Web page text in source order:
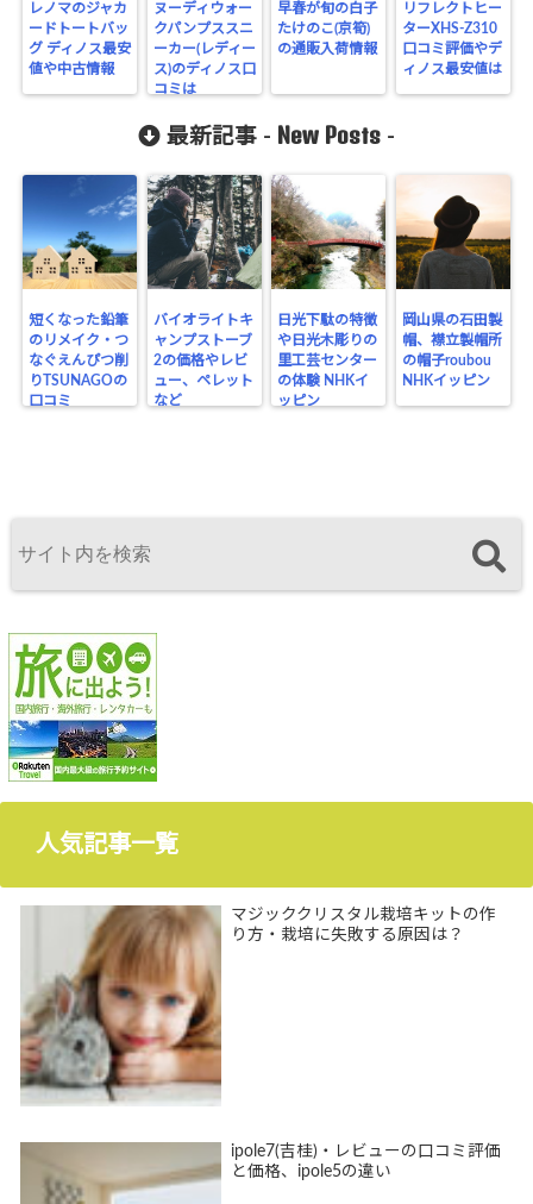
レノマのジャカ
ードトートバッ
グ ディノス最安
値や中古情報
ヌーディウォー
クパンプススニ
ーカー(レディー
ス)のディノス口
コミは
早春が旬の白子
たけのこ(京筍)
の通販入荷情報
リフレクトヒー
ターXHS-Z310
口コミ評価やデ
ィノス最安値は
最新記事 - New Posts -
短くなった鉛筆
のリメイク・つ
なぐえんぴつ削
りTSUNAGOの
口コミ
バイオライトキ
ャンプストーブ
2の価格やレビ
ュー、ペレット
など
日光下駄の特徴
や日光木彫りの
里工芸センター
の体験 NHKイ
ッピン
岡山県の石田製
帽、襟立製帽所
の帽子roubou
NHKイッピン
人気記事一覧
マジッククリスタル栽培キットの作
り方・栽培に失敗する原因は？
ipole7(吉桂)・レビューの口コミ評価
と価格、ipole5の違い